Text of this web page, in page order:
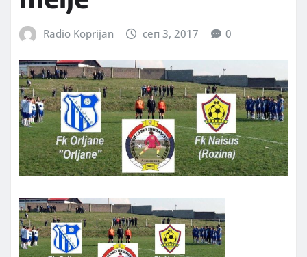
Radio Koprijan сеп 3, 2017 0